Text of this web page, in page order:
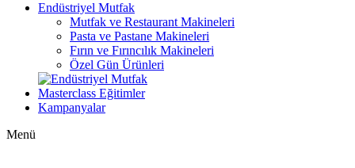
Endüstriyel Mutfak
Mutfak ve Restaurant Makineleri
Pasta ve Pastane Makineleri
Fırın ve Fırıncılık Makineleri
Özel Gün Ürünleri
Masterclass Eğitimler
Kampanyalar
Menü